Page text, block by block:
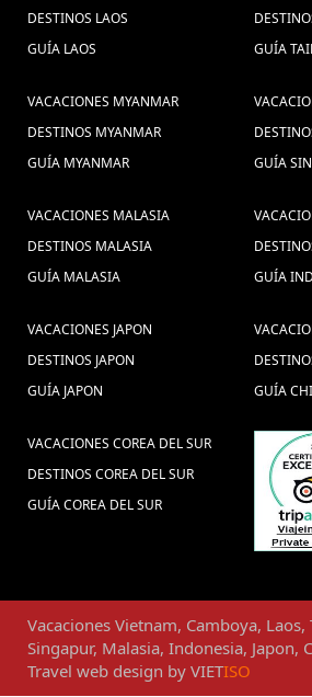
DESTINOS LAOS
GUÍA LAOS
GUÍA
VACACIONES MYANMAR
DESTINOS MYANMAR
GUÍA MYANMAR
GUÍA
VACACIONES MALASIA
DESTINOS MALASIA
GUÍA MALASIA
GUÍA
VACACIONES JAPON
DESTINOS JAPON
GUÍA JAPON
GUÍA
VACACIONES COREA DEL SUR
DESTINOS COREA DEL SUR
GUÍA COREA DEL SUR
Vacaciones Vietnam, Camboya, Laos,
Singapur, Malasia, Indonesia, Japon,
Travel web design by VIETISO